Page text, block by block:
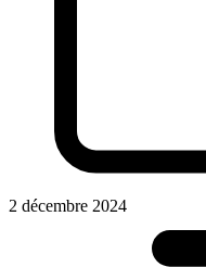
2 décembre 2024